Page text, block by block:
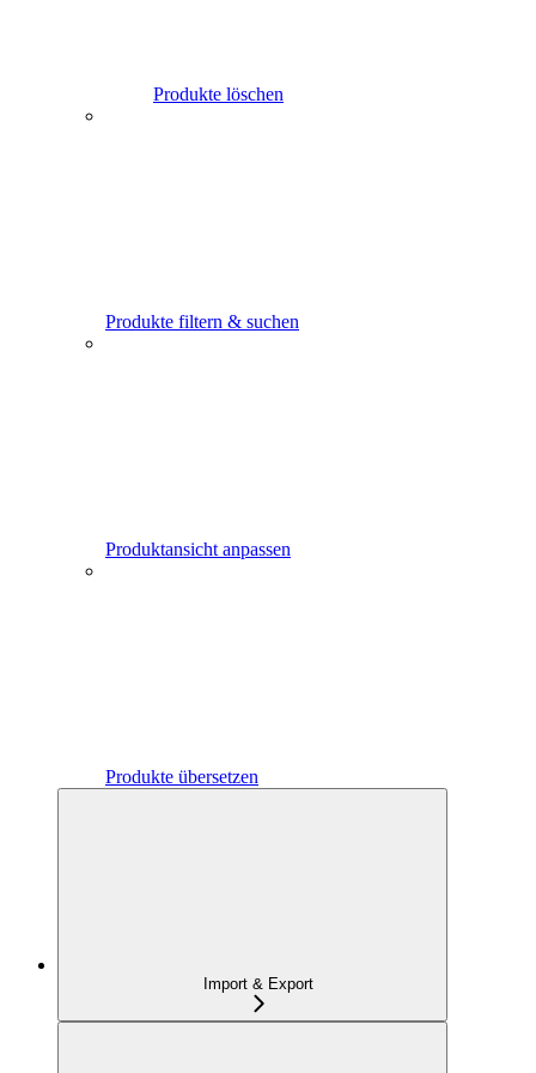
Produkte löschen
Produkte filtern & suchen
Produktansicht anpassen
Produkte übersetzen
Import & Export